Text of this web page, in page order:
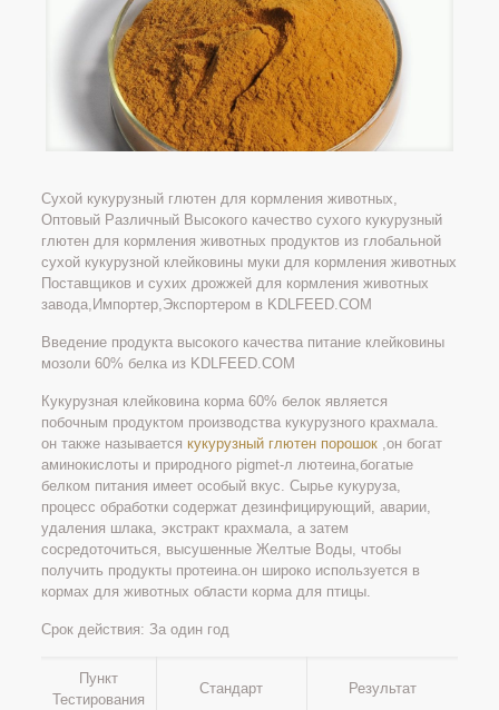
Сухой кукурузный глютен для кормления животных,
Оптовый Различный Высокого качество сухого кукурузный
глютен для кормления животных продуктов из глобальной
сухой кукурузной клейковины муки для кормления животных
Поставщиков и сухих дрожжей для кормления животных
завода,Импортер,Экспортером в KDLFEED.COM
Введение продукта высокого качества питание клейковины
мозоли 60% белка из KDLFEED.COM
Кукурузная клейковина корма 60% белок является
побочным продуктом производства кукурузного крахмала.
он также называется кукурузный глютен порошок,он богат
аминокислоты и природного pigmet-л лютеина,богатые
белком питания имеет особый вкус. Сырье кукуруза,
процесс обработки содержат дезинфицирующий, аварии,
удаления шлака, экстракт крахмала, а затем
сосредоточиться, высушенные Желтые Воды, чтобы
получить продукты протеина.он широко используется в
кормах для животных области корма для птицы.
Срок действия: За один год
Пункт
Тестирования
Стандарт Результат